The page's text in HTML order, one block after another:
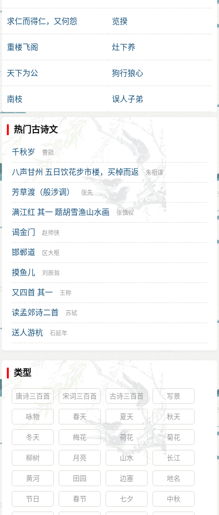
求仁而得仁，又何怨 览揆
重楼飞阁 灶下养
天下为公 狗行狼心
南枝 误人子弟
热门古诗文
千秋岁 曹勋
八声甘州 五日饮花步市楼，买棹而返 朱祖谋
芳草渡（般涉调） 张先
满江红 其一 题胡雪渔山水画 张慎仪
谒金门 赵师侠
邯郸道 区大枢
摸鱼儿 刘辰翁
又四首 其一 王称
读孟郊诗二首 苏轼
送人游杭 石延年
类型
唐诗三百首 宋词三百首 古诗三百首 写景
咏物 春天 夏天 秋天
冬天 梅花 荷花 菊花
柳树 月亮 山水 长江
黄河 田园 边塞 地名
节日 春节 七夕 中秋